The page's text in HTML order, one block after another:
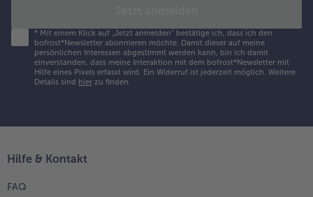
* Mit einem Klick auf „Jetzt anmelden" bestätige ich, dass ich den
bofrost*Newsletter abonnieren möchte. Damit dieser auf meine
persönlichen Interessen abgestimmt werden kann, bin ich damit
einverstanden, dass meine Interaktion mit dem bofrost*Newsletter mit
Hilfe eines Pixels erfasst wird. Ein Widerruf ist jederzeit möglich. Weitere
Details sind hier zu finden.
Hilfe & Kontakt
FAQ